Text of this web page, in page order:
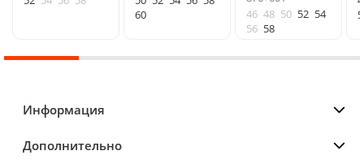
60
46 48 50 52 54
56 58
Информация
Дополнительно